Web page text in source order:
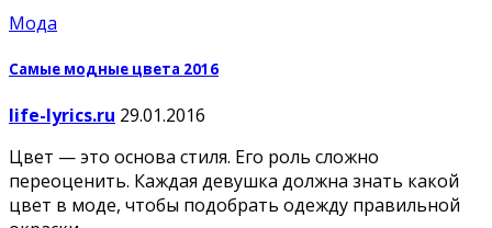
Мода
Самые модные цвета 2016
life-lyrics.ru 29.01.2016
Цвет — это основа стиля. Его роль сложно
переоценить. Каждая девушка должна знать какой
цвет в моде, чтобы подобрать одежду правильной